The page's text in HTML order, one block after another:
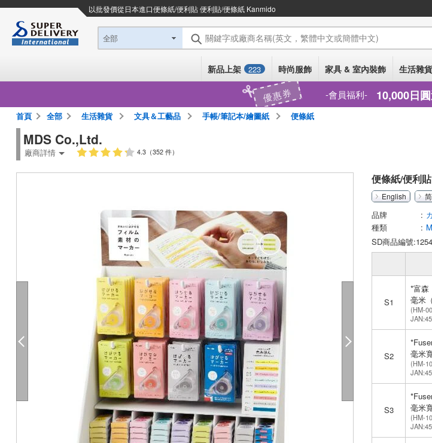
以批發價從日本進口便條紙/便利貼 便利貼/便條紙 Kanmido
全部 關鍵字或廠商名稱(英文，繁體中文或簡體中文)
新品上架 223 時尚服飾 家具 & 室內裝飾 生活雜貨
優惠券 會員福利 10,000日
首頁 全部 生活雜貨 文具＆工藝品 手帳/筆記本/繪圖紙 便條紙
MDS Co.,Ltd.
廠商詳情 4.3（352 件）
便條紙/便利
English
品牌
種類
SD商品編號
S1
*富森
毫米
(HM-
S2
毫米
(HM-
S3
毫米
(HM-